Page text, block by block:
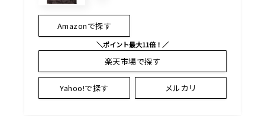
Amazonで探す
＼ポイント最大11倍！／
楽天市場で探す
Yahoo!で探す メルカリ